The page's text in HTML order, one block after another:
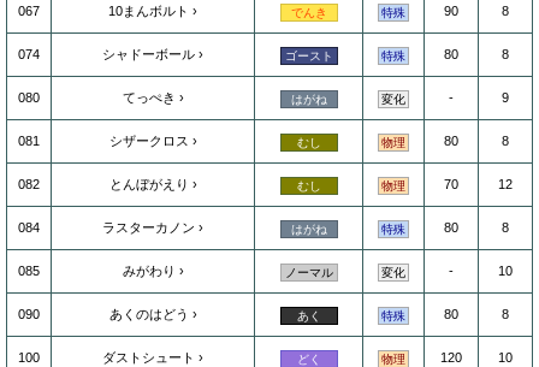
067 10まんボルト でんき 特殊 90 8
074 シャドーボール ゴースト 特殊 80 8
080 てっぺき はがね 変化 - 9
081 シザークロス むし 物理 80 8
082 とんぼがえり むし 物理 70 12
084 ラスターカノン はがね 特殊 80 8
085 みがわり ノーマル 変化 - 10
090 あくのはどう あく 特殊 80 8
100 ダストシュート どく 物理 120 10